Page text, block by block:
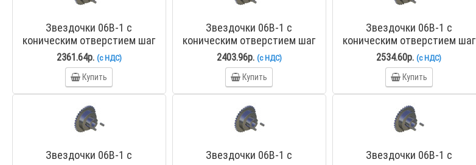
Звездочки 06B-1 с
коническим отверстием шаг
9,525 мм со ступицей PHS
06B-1TB30
2361.64р. (с НДС)
Купить
Звездочки 06B-1 с
коническим отверстием шаг
9,525 мм со ступицей PHS
06B-1TB32
2403.96р. (с НДС)
Купить
Звездочки 06B-1 с
коническим отверстием шаг
9,525 мм со ступицей PHS
06B-1TB35
2534.60р.(с НДС)
Купить
Звездочки 06B-1 с
Звездочки 06B-1 с
Звездочки 06B-1 с